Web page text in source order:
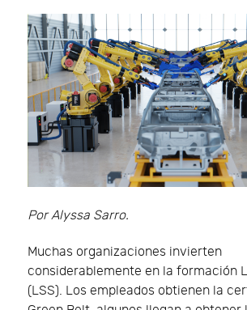
Por Alyssa Sarro.
Muchas organizaciones invierten
considerablemente en la formación
(LSS). Los empleados obtienen la